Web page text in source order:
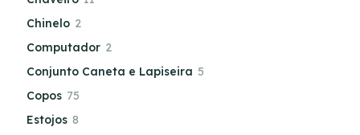
Chinelo 2
Computador 2
Conjunto Caneta e Lapiseira 5
Copos 75
Estojos 8